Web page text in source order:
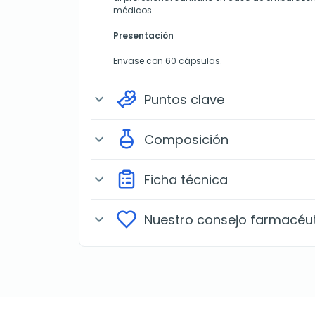
médicos.
Presentación
Envase con 60 cápsulas.
expand_more Puntos clave
expand_more Composición
expand_more Ficha técnica
expand_more Nuestro consejo